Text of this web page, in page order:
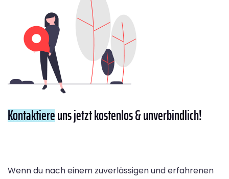
Kontaktiereuns jetzt kostenlos & unverbindlich!
Wenn du nach einem zuverlässigen und erfahrenen